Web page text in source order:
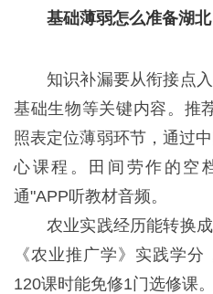
基础薄弱怎么准备湖北
知识补漏要从衔接点
基础生物等关键内容。推
照表定位薄弱环节，通过
心课程。田间劳作的空
通"APP听教材音频。
农业实践经历能转换
《农业推广学》实践学
120课时能免修1门选修课